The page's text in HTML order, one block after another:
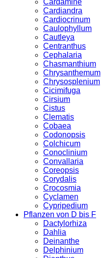
Cardiandra
Cardiocrinum
Caulophyllum
Cautleya
Centranthus
Cephalaria
Chasmanthium
Chrysanthemum
Chrysosplenium
Cicimifuga
Cirsium
Cistus
Clematis
Cobaea
Codonopsis
Colchicum
Conoclinium
Convallaria
Coreopsis
Corydalis
Crocosmia
Cyclamen
Cypripedium
Pflanzen von D bis F
Dactylorhiza
Dahlia
Deinanthe
Delphinium